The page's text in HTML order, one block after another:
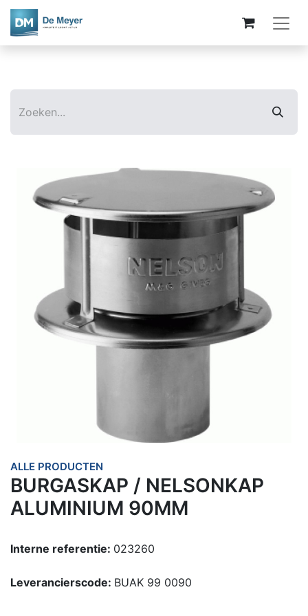
ALLE PRODUCTEN
BURGASKAP / NELSONKAP
ALUMINIUM 90MM
Interne referentie: 023260
Leverancierscode: BUAK 99 0090